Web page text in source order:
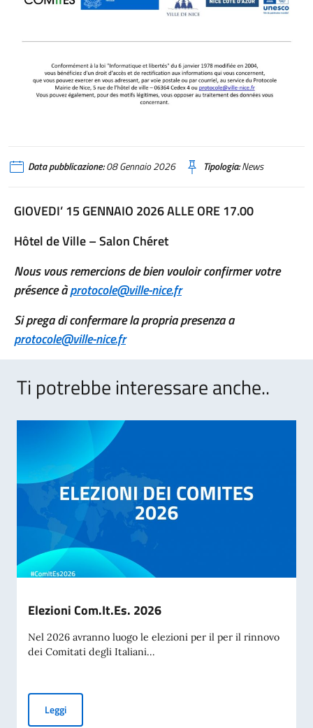
Data pubblicazione:08 Gennaio 2026 Tipologia:News
GIOVEDI’ 15 GENNAIO 2026 ALLE ORE 17.00
Hôtel de Ville – Salon Chéret
Nous vous remercions de bien vouloir confirmer votre
présence àprotocole@ville-nice.fr
Si prega di confermare la propria presenza a
protocole@ville-nice.fr
Ti potrebbe interessare anche..
Elezioni Com.It.Es. 2026
Nel 2026 avranno luogo le elezioni per il per il rinnovo
dei Comitati degli Italiani...
LeggiElezioni Com.It.Es. 2026